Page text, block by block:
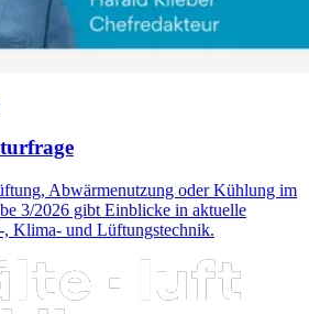
Abwärmenutzung oder Kühlung im
3/2026 gibt Einblicke in aktuelle
Klima- und Lüftungstechnik.